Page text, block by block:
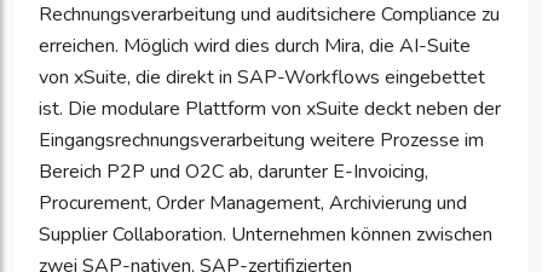
Rechnungsverarbeitung und auditsichere Compliance zu
erreichen. Möglich wird dies durch Mira, die AI-Suite
von xSuite, die direkt in SAP-Workflows eingebettet
ist. Die modulare Plattform von xSuite deckt neben der
Eingangsrechnungsverarbeitung weitere Prozesse im
Bereich P2P und O2C ab, darunter E-Invoicing,
Procurement, Order Management, Archivierung und
Supplier Collaboration. Unternehmen können zwischen
zwei SAP-nativen, SAP-zertifizierten